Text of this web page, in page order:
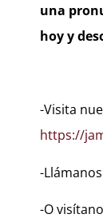
una
hoy y
-Visita
https://
-
-O